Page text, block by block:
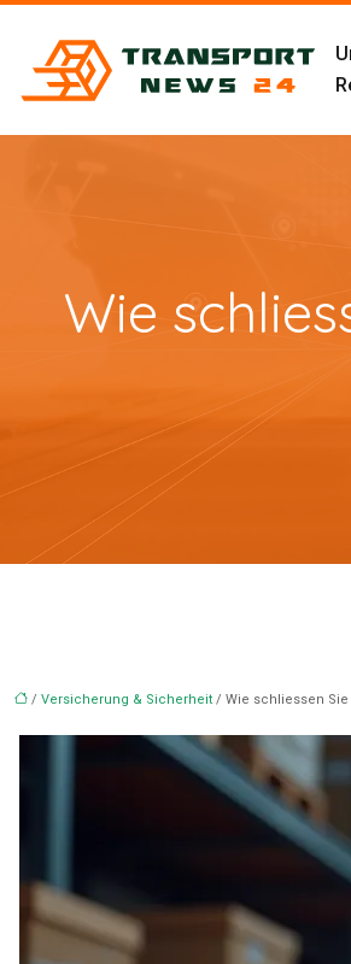
Wie
/ Versicherung & Sicherheit / Wie schliessen Sie